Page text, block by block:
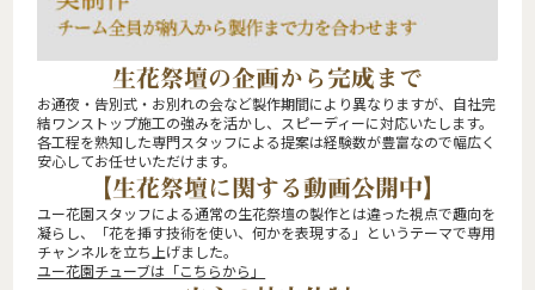
生花祭壇の企画から完成まで
お通夜・告別式・お別れの会など製作期間により異なりますが、自社完
結ワンストップ施工の強みを活かし、スピーディーに対応いたします。
各工程を熟知した専門スタッフによる提案は経験数が豊富なので幅広く
安心してお任せいただけます。
【生花祭壇に関する動画公開中】
ユー花園スタッフによる通常の生花祭壇の製作とは違った視点で趣向を
凝らし、「花を挿す技術を使い、何かを表現する」というテーマで専用
チャンネルを立ち上げました。
ユー花園チューブは「こちらから」